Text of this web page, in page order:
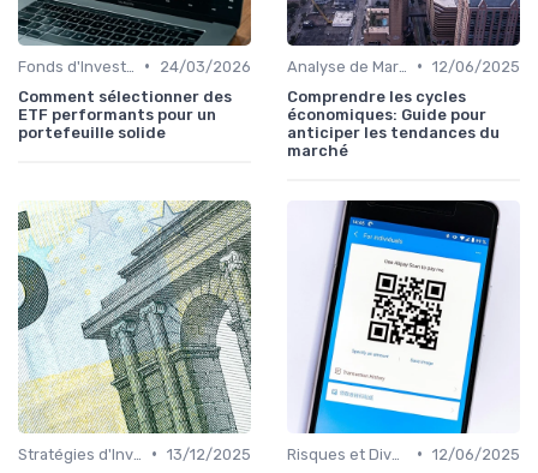
•
24/03/2026
Comment sélectionner des
ETF performants pour un
portefeuille solide
• 12/06/2025
Comprendre les cycles
économiques: Guide pour
anticiper les tendances du
marché
• 13/12/2025
• 12/06/2025